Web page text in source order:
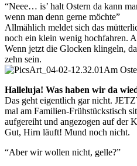
“Neee… is’ halt Ostern da kann
wenn man denn gerne möchte”
Allmählich meldet sich das
noch ein klein wenig hochfahren.
Wenn jetzt die Glocken klingeln,
zehn sein.
Am
Halleluja! Was haben wir da
Das geht eigentlich gar nicht.
mal am Familien-Frühstückstisch
aufgereiht und angezogen auf der
Gut, Hirn läuft! Mund noch nicht.
“Aber wir wollen nicht, gelle?”